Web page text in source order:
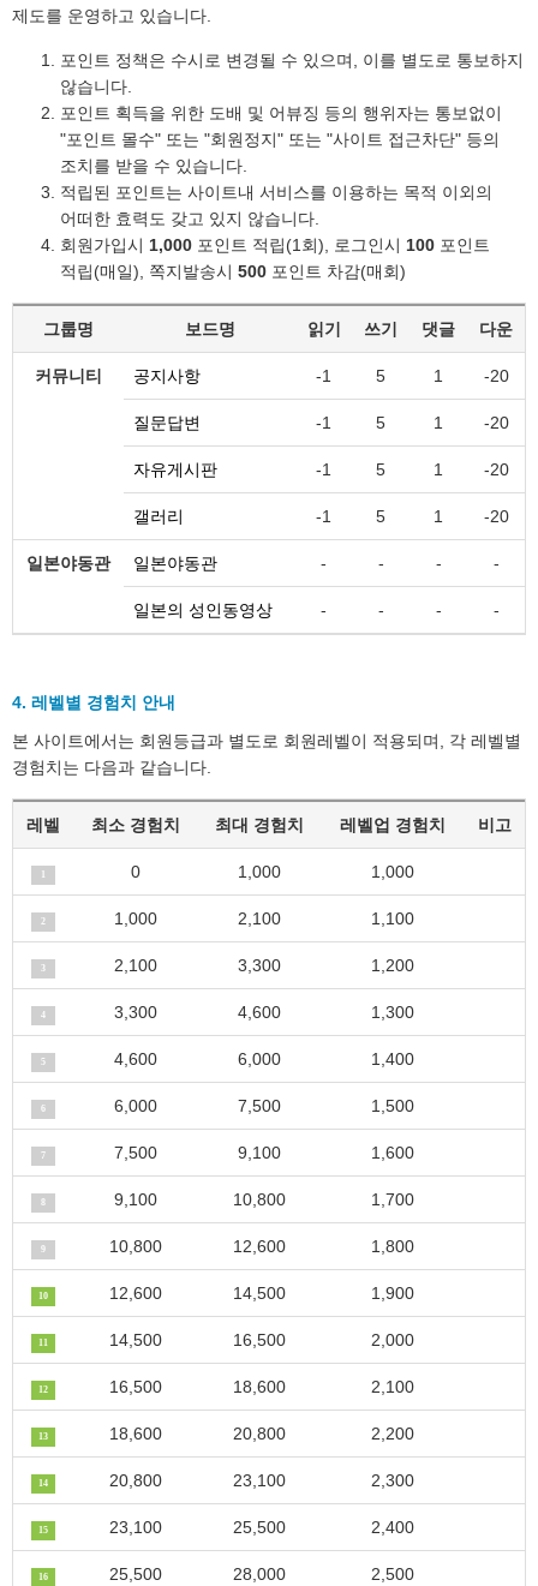
제도를 운영하고 있습니다.
포인트 정책은 수시로 변경될 수 있으며, 이를 별도로 통보하지
않습니다.
포인트 획득을 위한 도배 및 어뷰징 등의 행위자는 통보없이
"포인트 몰수" 또는 "회원정지" 또는 "사이트 접근차단" 등의
조치를 받을 수 있습니다.
적립된 포인트는 사이트내 서비스를 이용하는 목적 이외의
어떠한 효력도 갖고 있지 않습니다.
회원가입시 1,000 포인트 적립(1회), 로그인시 100 포인트
적립(매일), 쪽지발송시 500 포인트 차감(매회)
그룹명 보드명 읽기 쓰기 댓글 다운
커뮤니티 공지사항 -1 5 1 -20
질문답변 -1 5 1 -20
자유게시판 -1 5 1 -20
갤러리 -1 5 1 -20
일본야동관 일본야동관 - - - -
일본의 성인동영상 - - - -
4. 레벨별 경험치 안내
본 사이트에서는 회원등급과 별도로 회원레벨이 적용되며, 각 레벨별
경험치는 다음과 같습니다.
레벨 최소 경험치 최대 경험치 레벨업 경험치 비고
0 1,000 1,000
2 1,000 2,100 1,100
3 2,100 3,300 1,200
4 3,300 4,600 1,300
5 4,600 6,000 1,400
6 6,000 7,500 1,500
7 7,500 9,100 1,600
9,100 10,800 1,700
9 10,800 12,600 1,800
10 12,600 14,500 1,900
11 14,500 16,500 2,000
12 16,500 18,600 2,100
13 18,600 20,800 2,200
14 20,800 23,100 2,300
15 23,100 25,500 2,400
16 25,500 28,000 2,500